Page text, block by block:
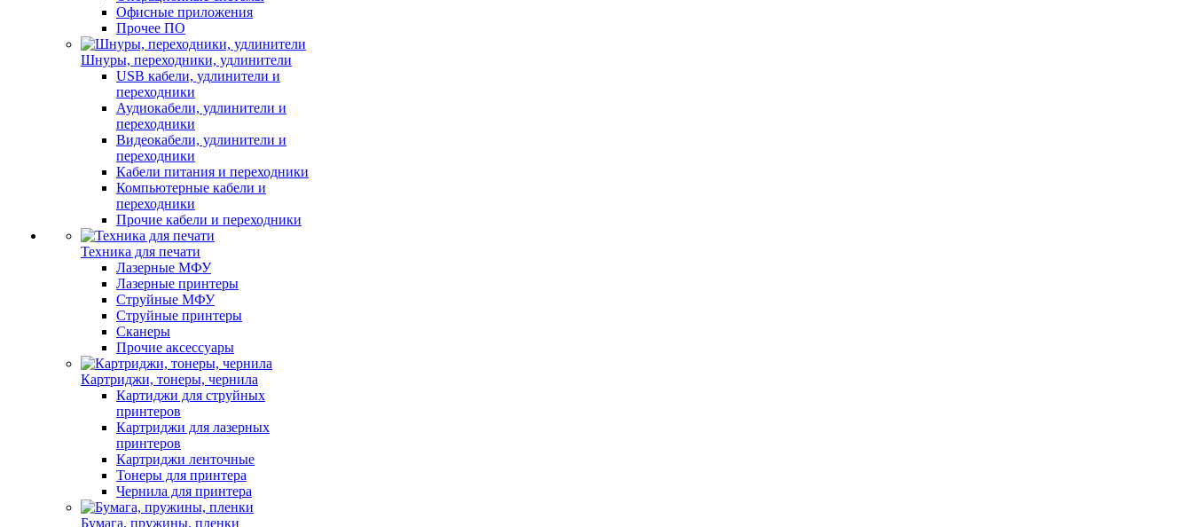
Офисные приложения
Прочее ПО
Шнуры, переходники, удлинители
USB кабели, удлинители и
переходники
Аудиокабели, удлинители и
переходники
Видеокабели, удлинители и
переходники
Кабели питания и переходники
Компьютерные кабели и
переходники
Прочие кабели и переходники
Техника для печати
Лазерные МФУ
Лазерные принтеры
Струйные МФУ
Струйные принтеры
Сканеры
Прочие аксессуары
Картриджи, тонеры, чернила
Картиджи для струйных
принтеров
Картриджи для лазерных
принтеров
Картриджи ленточные
Тонеры для принтера
Чернила для принтера
Бумага, пружины, пленки